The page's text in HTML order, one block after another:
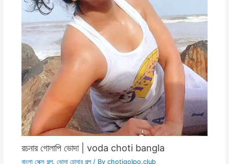
রচনার গোলাপি ভোদা | voda choti bangla
বাংলা সেক্স গল্প, ভোদা চোদার গল্প/ By chotigolpo.club